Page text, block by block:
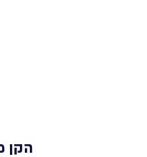
הקן